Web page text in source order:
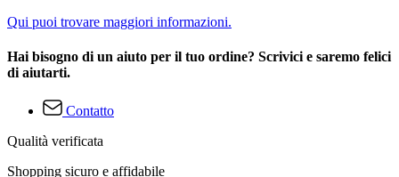
Qui puoi trovare maggiori informazioni.
Hai bisogno di un aiuto per il tuo ordine? Scrivici e saremo felici
di aiutarti.
Contatto
Qualità verificata
Shopping sicuro e affidabile